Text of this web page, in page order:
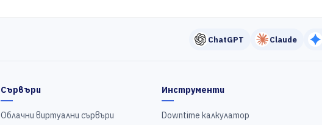
ChatGPT Claude
Сървъри
Облачни виртуални сървъри
Инструменти
Downtime калкулатор